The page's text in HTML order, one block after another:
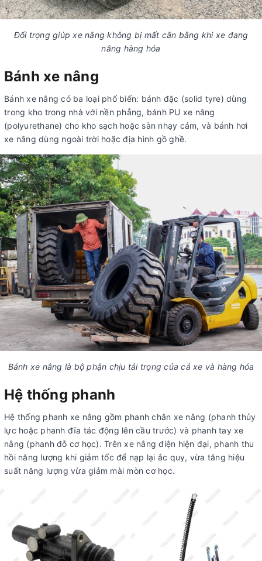
Đối trọng giúp xe nâng không bị mất cân bằng khi xe đang
nâng hàng hóa
Bánh xe nâng
Bánh xe nâng có ba loại phổ biến: bánh đặc (solid tyre) dùng
trong kho trong nhà với nền phẳng, bánh PU xe nâng
(polyurethane) cho kho sạch hoặc sàn nhạy cảm, và bánh hơi
xe nâng dùng ngoài trời hoặc địa hình gồ ghề.
Bánh xe nâng là bộ phận chịu tải trọng của cả xe và hàng hóa
Hệ thống phanh
Hệ thống phanh xe nâng gồm phanh chân xe nâng (phanh thủy
lực hoặc phanh đĩa tác động lên cầu trước) và phanh tay xe
nâng (phanh đỗ cơ học). Trên xe nâng điện hiện đại, phanh thu
hồi năng lượng khi giảm tốc để nạp lại ắc quy, vừa tăng hiệu
suất năng lượng vừa giảm mài mòn cơ học.